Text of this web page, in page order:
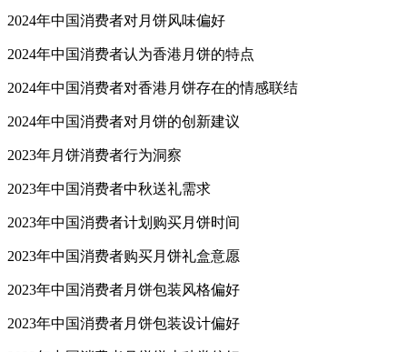
2024年中国消费者对月饼风味偏好
2024年中国消费者认为香港月饼的特点
2024年中国消费者对香港月饼存在的情感联结
2024年中国消费者对月饼的创新建议
2023年月饼消费者行为洞察
2023年中国消费者中秋送礼需求
2023年中国消费者计划购买月饼时间
2023年中国消费者购买月饼礼盒意愿
2023年中国消费者月饼包装风格偏好
2023年中国消费者月饼包装设计偏好